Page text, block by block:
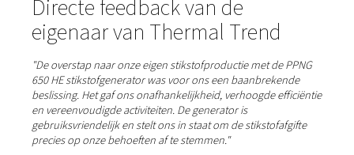
betrekking tot leveringsvertragingen,
verstoringen van de toeleveringsketen, waardoor een
ononderbroken productie wordt gegarandeerd.
• Aanzienlijke kostenbesparingen.
Aangezien de stikstofprijzen voortdurend stijgen, heeft
productie van stikstof op locatie aanzienlijke financiële
besparingen opgeleverd. Door de leveringskosten van